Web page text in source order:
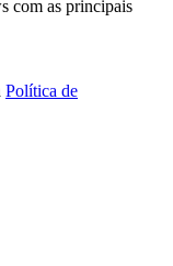
com as principais
Política de